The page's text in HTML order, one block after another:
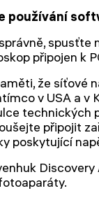
používání
spusťte
připojen k
že síťové
v USA a v
technických
připojit
poskytující